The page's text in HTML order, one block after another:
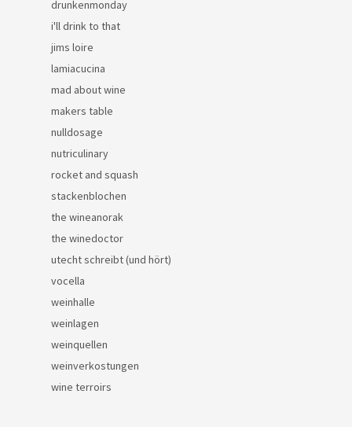
drunkenmonday
i'll drink to that
jims loire
lamiacucina
mad about wine
makers table
nulldosage
nutriculinary
rocket and squash
stackenblochen
the wineanorak
the winedoctor
utecht schreibt (und hört)
vocella
weinhalle
weinlagen
weinquellen
weinverkostungen
wine terroirs